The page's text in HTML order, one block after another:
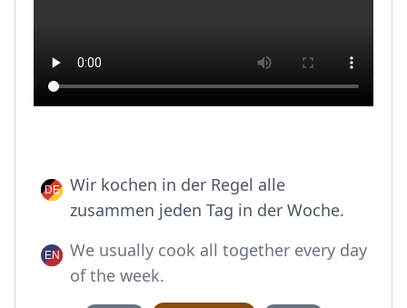
Wir kochen in der Regel alle
zusammen jeden Tag in der Woche.
We usually cook all together every day
of the week.